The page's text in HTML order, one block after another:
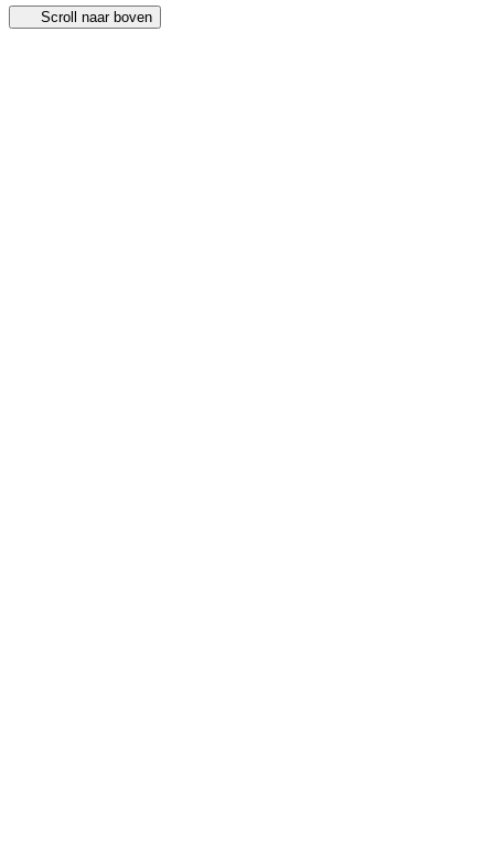
Scroll naar boven